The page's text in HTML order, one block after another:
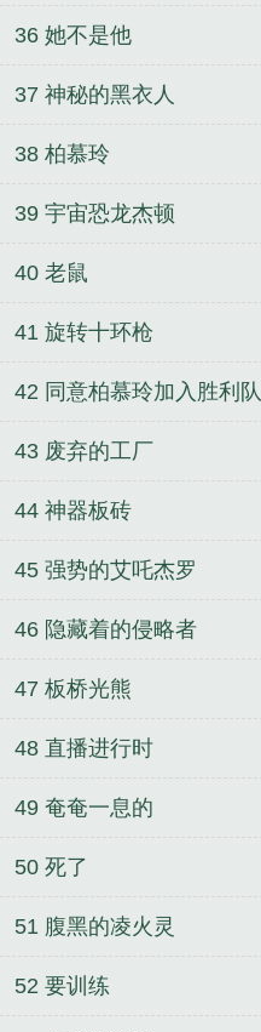
36 她不是他
37 神秘的黑衣人
38 柏慕玲
39 宇宙恐龙杰顿
40 老鼠
41 旋转十环枪
42 同意柏慕玲加入胜利队
43 废弃的工厂
44 神器板砖
45 强势的艾吒杰罗
46 隐藏着的侵略者
47 板桥光熊
48 直播进行时
49 奄奄一息的
50 死了
51 腹黑的凌火灵
52 要训练